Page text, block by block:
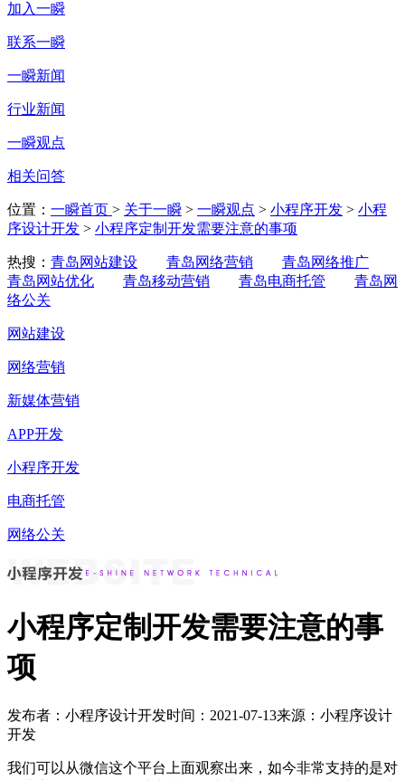
加入一瞬
联系一瞬
一瞬新闻
行业新闻
一瞬观点
相关问答
位置： 一瞬首页 > 关于一瞬 > 一瞬观点 > 小程序开发 > 小程
序设计开发 > 小程序定制开发需要注意的事项
热搜： 青岛网站建设 青岛网络营销
青岛网络推广
青岛网站优化
青岛移动营销 青岛电商托管
青岛网
络公关
网站建设
网络营销
新媒体营销
APP开发
小程序开发
电商托管
网络公关
小程序定制开发需要注意的事
项
发布者：小程序设计开发时间：2021-07-13来源：小程序设计
开发
我们可以从微信这个平台上面观察出来，如今非常支持的是对